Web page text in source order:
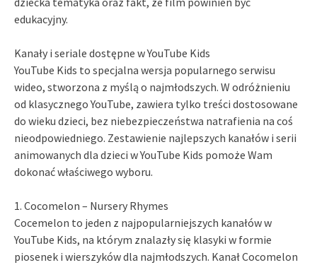
edukacyjny.
Kanały i seriale dostępne w YouTube Kids
YouTube Kids to specjalna wersja popularnego serwisu
wideo, stworzona z myślą o najmłodszych. W odróżnieniu
od klasycznego YouTube, zawiera tylko treści dostosowane
do wieku dzieci, bez niebezpieczeństwa natrafienia na coś
nieodpowiedniego. Zestawienie najlepszych kanałów i serii
animowanych dla dzieci w YouTube Kids pomoże Wam
dokonać właściwego wyboru.
1. Cocomelon – Nursery Rhymes
Cocemelon to jeden z najpopularniejszych kanałów w
YouTube Kids, na którym znalazły się klasyki w formie
piosenek i wierszyków dla najmłodszych. Kanał Cocomelon